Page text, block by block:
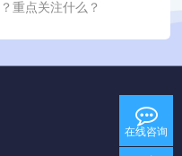
重点关注什么？
在线咨询